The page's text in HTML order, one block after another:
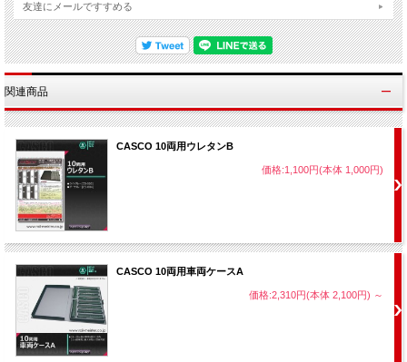
友達にメールですすめる
関連商品
CASCO 10両用ウレタンB
価格:1,100円(本体 1,000円)
CASCO 10両用車両ケースA
価格:2,310円(本体 2,100円) ～